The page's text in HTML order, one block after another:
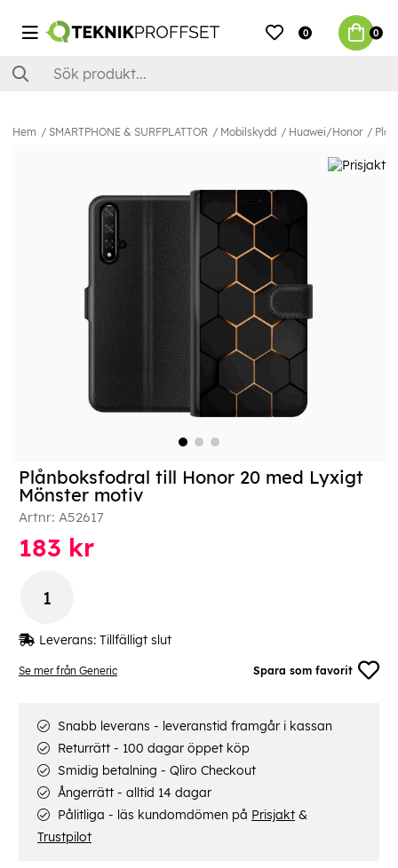
0 0
Hem SMARTPHONE & SURFPLATTOR Mobilskydd Huawei/Honor
Se mer från Generic Spara som favorit
Plånboksfodral till Honor 20 med Lyxigt
Mönster motiv
Artnr: A52617
183 kr
Leverans: Tillfälligt slut
Snabb leverans - leveranstid framgår i kassan
Returrätt - 100 dagar öppet köp
Smidig betalning - Qliro Checkout
Ångerrätt - alltid 14 dagar
Pålitliga - läs kundomdömen på Prisjakt &
Trustpilot